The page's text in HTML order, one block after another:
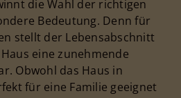
die Wahl der richtigen
Bedeutung. Denn für
stellt der Lebensabschnitt
eine zunehmende
Obwohl das Haus in
für eine Familie geeignet